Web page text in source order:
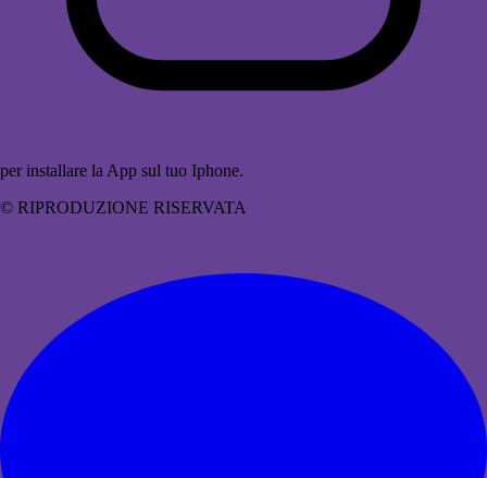
per installare la App sul tuo Iphone.
© RIPRODUZIONE RISERVATA